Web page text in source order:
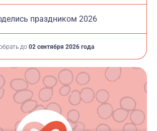
праздником 2026
до 02 сентября 2026 года